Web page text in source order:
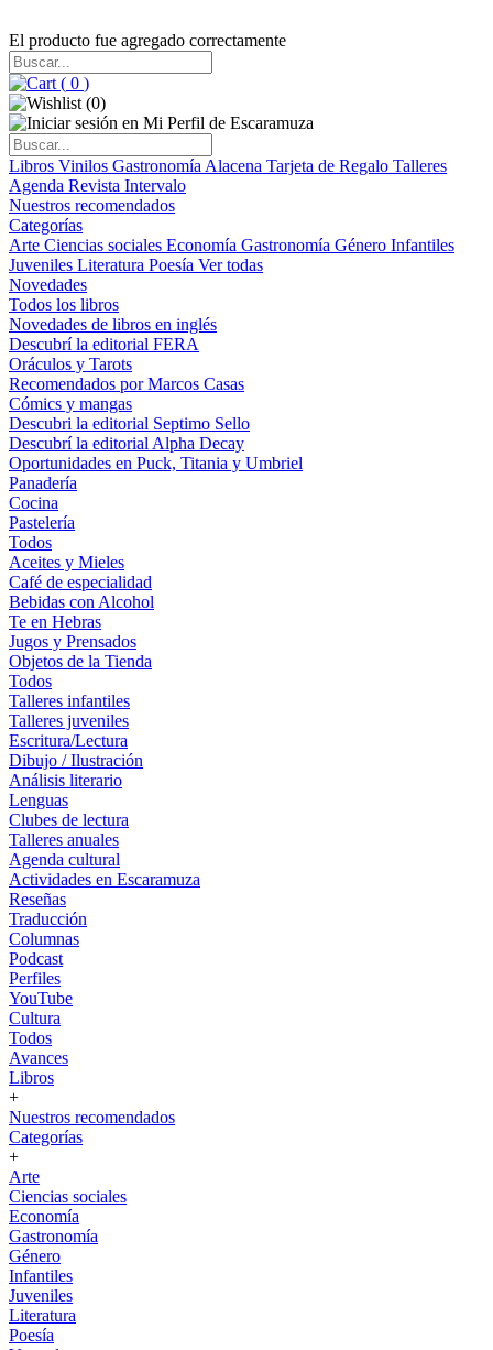
El producto fue agregado correctamente
( 0 )
(0)
Libros Vinilos Gastronomía Alacena Tarjeta de Regalo Talleres
Agenda Revista Intervalo
Nuestros recomendados
Categorías
Arte Ciencias sociales Economía Gastronomía Género Infantiles
Juveniles Literatura Poesía Ver todas
Novedades
Todos los libros
Novedades de libros en inglés
Descubrí la editorial FERA
Oráculos y Tarots
Recomendados por Marcos Casas
Cómics y mangas
Descubri la editorial Septimo Sello
Descubrí la editorial Alpha Decay
Oportunidades en Puck, Titania y Umbriel
Panadería
Cocina
Pastelería
Todos
Aceites y Mieles
Café de especialidad
Bebidas con Alcohol
Te en Hebras
Jugos y Prensados
Objetos de la Tienda
Todos
Talleres infantiles
Talleres juveniles
Escritura/Lectura
Dibujo / Ilustración
Análisis literario
Lenguas
Clubes de lectura
Talleres anuales
Agenda cultural
Actividades en Escaramuza
Reseñas
Traducción
Columnas
Podcast
Perfiles
YouTube
Cultura
Todos
Avances
Libros
+
Nuestros recomendados
Categorías
+
Arte
Ciencias sociales
Economía
Gastronomía
Género
Infantiles
Juveniles
Literatura
Poesía